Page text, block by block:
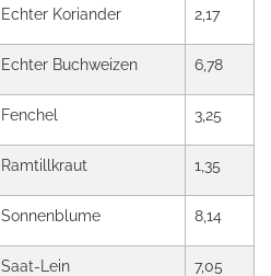
Echter Koriander 2,17
Echter Buchweizen 6,78
Fenchel 3,25
Ramtillkraut 1,35
Sonnenblume 8,14
Saat-Lein 7,05